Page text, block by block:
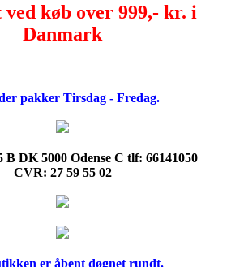
køb over 999,- kr. i
Danmark
pakker Tirsdag - Fredag.
B DK 5000 Odense C tlf: 66141050
CVR: 27 59 55 02
er åbent døgnet rundt.